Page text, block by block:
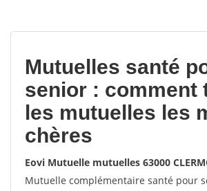
Mutuelles santé
senior : comment
les mutuelles les
chères
Eovi Mutuelle mutuelles 63000
Mutuelle complémentaire santé pour